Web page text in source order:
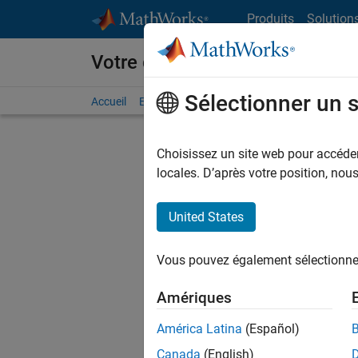
Produits
Votre carrière chez MathWorks
Accueil Explorer nos opportunités Adresses de
FILTRER
d'offre
Les
Sélectionner un
Choisissez un site web pour
locales. D’après votre position,
United States
Vous pouvez également
Amériques
América Latina (Español)
Canada (English)